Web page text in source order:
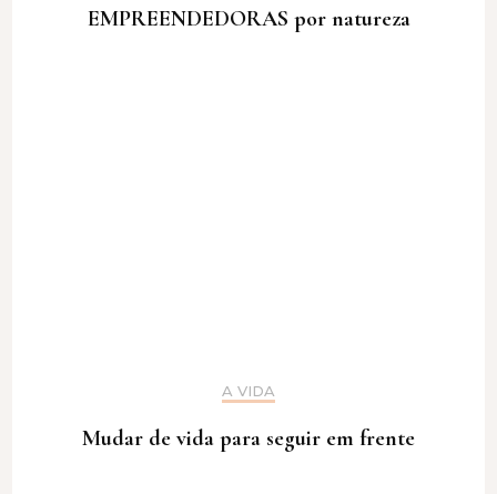
EMPREENDEDORAS por natureza
A VIDA
Mudar de vida para seguir em frente